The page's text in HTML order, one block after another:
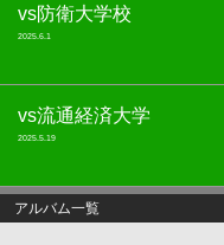
vs防衛大学校
2025.6.1
vs流通経済大学
2025.5.19
アルバム一覧